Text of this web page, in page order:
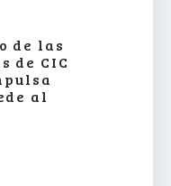
de las
de CIC
al